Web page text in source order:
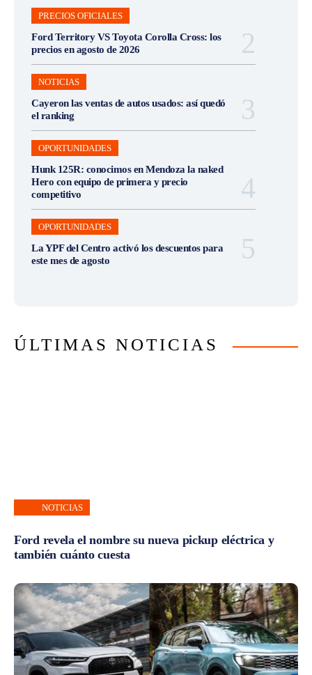
PRECIOS OFICIALES
Ford Territory VS Toyota Corolla Cross: los
precios en agosto de 2026
NOTICIAS
Cayeron las ventas de autos usados: así quedó
el ranking
OPORTUNIDADES
Hunk 125R: conocimos en Mendoza la naked
Hero con equipo de primera y precio
competitivo
OPORTUNIDADES
La YPF del Centro activó los descuentos para
este mes de agosto
ÚLTIMAS NOTICIAS
NOTICIAS
Ford revela el nombre su nueva pickup eléctrica y
también cuánto cuesta